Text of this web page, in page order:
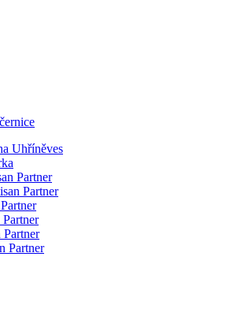
Uhříněves
Partner
Partner
Partner